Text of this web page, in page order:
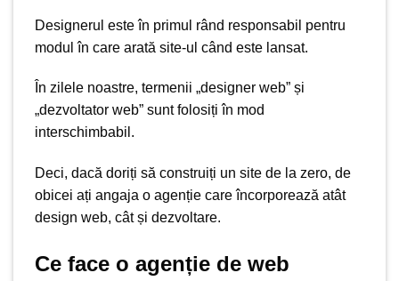
Designerul este în primul rând responsabil pentru
modul în care arată site-ul când este lansat.
În zilele noastre, termenii „designer web” și
„dezvoltator web” sunt folosiți în mod
interschimbabil.
Deci, dacă doriți să construiți un site de la zero, de
obicei ați angaja o agenție care încorporează atât
design web, cât și dezvoltare.
Ce face o agenție de web